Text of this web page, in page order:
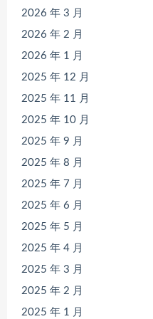
2026 年 3 月
2026 年 2 月
2026 年 1 月
2025 年 12 月
2025 年 11 月
2025 年 10 月
2025 年 9 月
2025 年 8 月
2025 年 7 月
2025 年 6 月
2025 年 5 月
2025 年 4 月
2025 年 3 月
2025 年 2 月
2025 年 1 月